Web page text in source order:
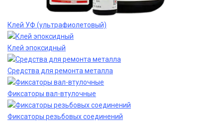
Клей УФ (ультрафиолетовый)
Клей эпоксидный
Средства для ремонта металла
Фиксаторы вал-втулочные
Фиксаторы резьбовых соединений